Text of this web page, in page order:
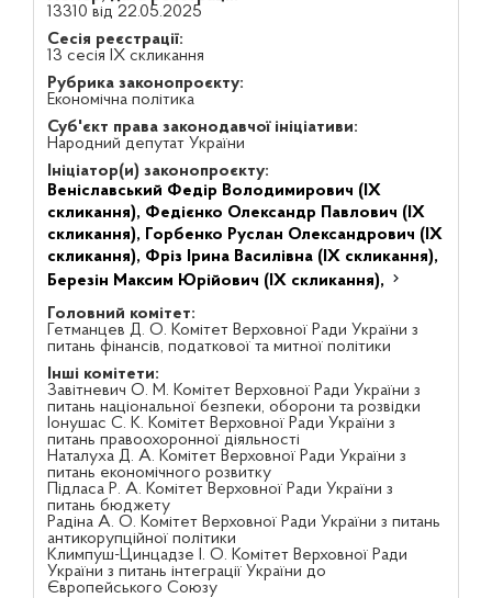
13310 від 22.05.2025
Сесія реєстрації:
13 сесія IX скликання
Рубрика законопроєкту:
Економічна політика
Суб'єкт права законодавчої ініціативи:
Народний депутат України
Ініціатор(и) законопроєкту:
Веніславський Федір Володимирович (IX
скликання), Федієнко Олександр Павлович (IX
скликання), Горбенко Руслан Олександрович (IX
скликання), Фріз Ірина Василівна (IX скликання),
Березін Максим Юрійович (IX скликання),
Головний комітет:
Гетманцев Д. О. Комітет Верховної Ради України з
питань фінансів, податкової та митної політики
Інші комітети:
Завітневич О. М. Комітет Верховної Ради України з
питань національної безпеки, оборони та розвідки
Іонушас С. К. Комітет Верховної Ради України з
питань правоохоронної діяльності
Наталуха Д. А. Комітет Верховної Ради України з
питань економічного розвитку
Підласа Р. А. Комітет Верховної Ради України з
питань бюджету
Радіна А. О. Комітет Верховної Ради України з питань
антикорупційної політики
Климпуш-Цинцадзе І. О. Комітет Верховної Ради
України з питань інтеграції України до
Європейського Союзу